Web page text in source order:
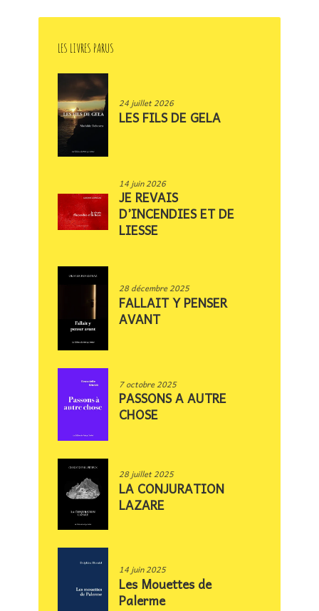
LES LIVRES PARUS
24 juillet 2026
LES FILS DE GELA
14 juin 2026
JE REVAIS
D’INCENDIES ET DE
LIESSE
28 décembre 2025
FALLAIT Y PENSER
AVANT
7 octobre 2025
PASSONS A AUTRE
CHOSE
28 juillet 2025
LA CONJURATION
LAZARE
14 juin 2025
Les Mouettes de
Palerme